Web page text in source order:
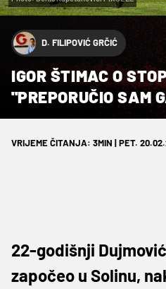
D. FILIPOVIĆ GRČIĆ
IGOR ŠTIMAC O
''PREPORUČIO SAM
VRIJEME ČITANJA: 3MIN | PET.
22-godišnji
započeo u Solinu,